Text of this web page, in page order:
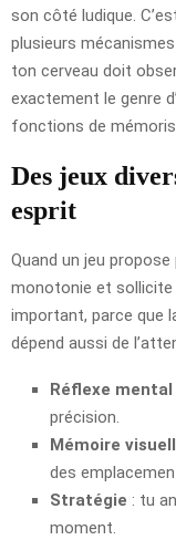
son côté ludique.
plusieurs
ton cerveau doit
exactement le genre
fonctions de
Des jeux
esprit
Quand un jeu
monotonie et sollicite
important, parce que
dépend aussi de
Réflexe mental
précision.
Mémoire
des
Stratégie : tu
moment.